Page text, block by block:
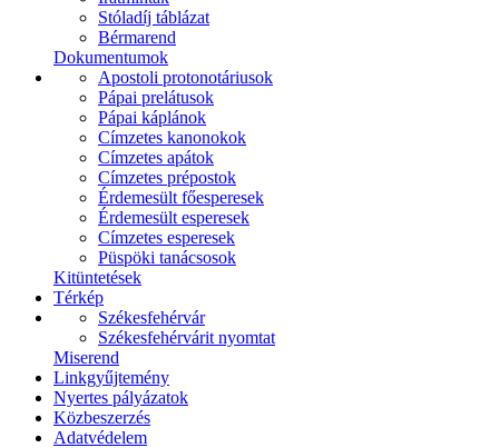
Stóladíj táblázat
Bérmarend
Dokumentumok
Apostoli protonotáriusok
Pápai prelátusok
Pápai káplánok
Címzetes kanonokok
Címzetes apátok
Címzetes prépostok
Érdemesült főesperesek
Érdemesült esperesek
Címzetes esperesek
Püspöki tanácsosok
Kitüntetések
Térkép
Székesfehérvár
Székesfehérvárit nyomtat
Miserend
Linkgyűjtemény
Nyertes pályázatok
Közbeszerzés
Adatvédelem